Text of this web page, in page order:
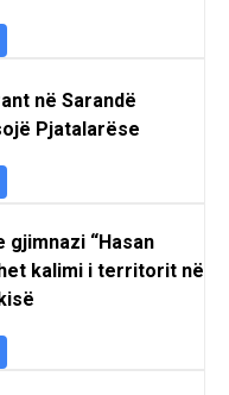
në Sarandë
Pjatalarëse
gjimnazi “Hasan
kalimi i territorit në